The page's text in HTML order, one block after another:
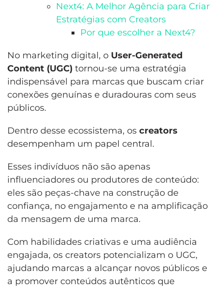
Next4: A Melhor Agência para Criar
Estratégias com Creators
Por que escolher a Next4?
No marketing digital, o User-Generated
Content (UGC) tornou-se uma estratégia
indispensável para marcas que buscam criar
conexões genuínas e duradouras com seus
públicos.
Dentro desse ecossistema, os creators
desempenham um papel central.
Esses indivíduos não são apenas
influenciadores ou produtores de conteúdo:
eles são peças-chave na construção de
confiança, no engajamento e na amplificação
da mensagem de uma marca.
Com habilidades criativas e uma audiência
engajada, os creators potencializam o UGC,
ajudando marcas a alcançar novos públicos e
a promover conteúdos autênticos que